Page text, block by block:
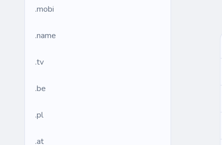
.mobi
.name
.tv
.be
.pl
.at